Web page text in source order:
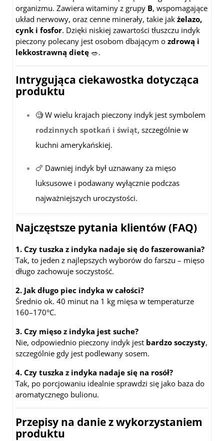
organizmu. Zawiera witaminy z grupy B, wspomagające
układ nerwowy, oraz cenne minerały, takie jak żelazo,
cynk i fosfor. Dzięki niskiej zawartości tłuszczu indyk
pieczony polecany jest osobom dbającym o zdrową i
lekkostrawną dietę 🥗.
Intrygująca ciekawostka dotycząca
produktu
🧐 W wielu krajach pieczony indyk jest symbolem
rodzinnych spotkań i świąt, szczególnie w
kuchni amerykańskiej.
🍗 Dawniej indyk był uznawany za mięso
luksusowe i podawany wyłącznie podczas
najważniejszych uroczystości.
Najczęstsze pytania klientów (FAQ)
1. Czy tuszka z indyka nadaje się do faszerowania?
Tak, to jeden z najlepszych wyborów do farszu – mięso
długo zachowuje soczystość.
2. Jak długo piec indyka w całości?
Średnio ok. 40 minut na 1 kg mięsa w temperaturze
160–170°C.
3. Czy mięso z indyka jest suche?
Nie, odpowiednio pieczony indyk jest bardzo soczysty,
szczególnie gdy jest podlewany sosem.
4. Czy tuszka z indyka nadaje się na rosół?
Tak, po porcjowaniu idealnie sprawdzi się jako baza do
aromatycznego bulionu.
Przepisy na danie z wykorzystaniem
produktu